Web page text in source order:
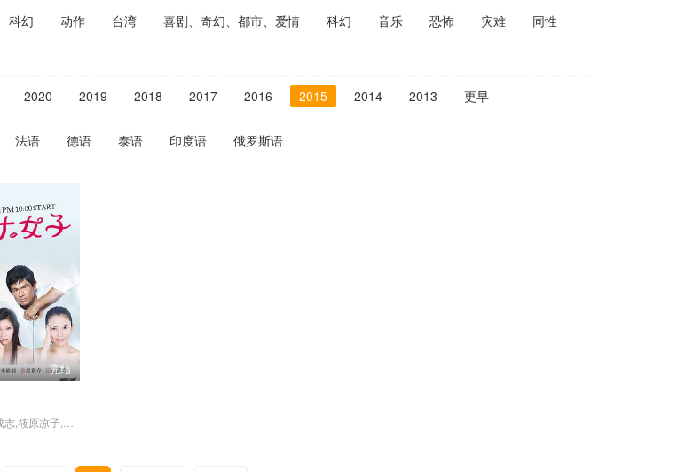
科幻 动作 台湾 喜剧、奇幻、都市、爱情 科幻 音乐 恐怖 灾难
同性
2020 2019 2018 2017 2016 2015 2014 2013 更早
法语 德语 泰语 印度语 俄罗斯语
完结